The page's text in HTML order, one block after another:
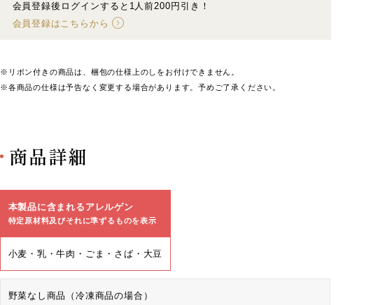
会員登録後ログインすると1人前200円引き！
会員登録はこちらから
※リボン付きの商品は、梱包の仕様上のしをお付けできません。
※各商品の仕様は予告なく変更する場合があります。予めご了承ください。
商品詳細
本製品に含まれるアレルゲン
特定原材料及びそれに準ずるものを表示
小麦・乳・牛肉・ごま・さば・大豆
野菜なし商品（冷凍商品の場合）